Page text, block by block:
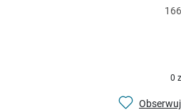
0
Obserwuj